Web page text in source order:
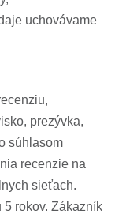
uchovávame
prezývka,
súhlasom
recenzie na
sieťach.
rokov. Zákazník